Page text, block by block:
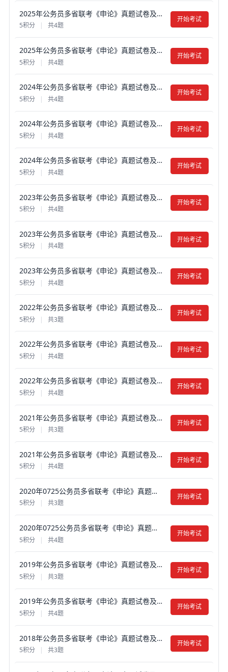
2025年公务员多省联考《申论》真题试卷及答案【含解析】（福建省市卷）
5积分 共4题
开始考试
2025年公务员多省联考《申论》真题试卷及答案【含解析】（福建通用卷）
5积分 | 共4题
开始考试
2024年公务员多省联考《申论》真题试卷及答案【含解析】（福建省市卷）
5积分 | 共4题
开始考试
2024年公务员多省联考《申论》真题试卷及答案【含解析】（福建县乡卷）
5积分 | 共4题
开始考试
2024年公务员多省联考《申论》真题试卷及答案【含解析】（福建行政执法卷）
5积分 | 共4题
开始考试
2023年公务员多省联考《申论》真题试卷及答案【含解析】（福建省市卷）
5积分 | 共4题
开始考试
2023年公务员多省联考《申论》真题试卷及答案【含解析】（福建县乡卷）
5积分 | 共4题
开始考试
2023年公务员多省联考《申论》真题试卷及答案【含解析】（福建行政执法卷）
5积分 | 共4题
开始考试
2022年公务员多省联考《申论》真题试卷及答案【含解析】（福建省市卷）
5积分 | 共3题
开始考试
2022年公务员多省联考《申论》真题试卷及答案【含解析】（福建县乡卷）
5积分 | 共4题
开始考试
2022年公务员多省联考《申论》真题试卷及答案【含解析】（福建行政执法卷）
5积分 | 共4题
开始考试
2021年公务员多省联考《申论》真题试卷及答案【含解析】（福建县级卷）
5积分 | 共3题
开始考试
2021年公务员多省联考《申论》真题试卷及答案【含解析】（福建乡镇卷）
5积分 | 共4题
开始考试
2020年0725公务员多省联考《申论》真题试卷及答案【含解析】（福建县级卷）
5积分 共3题
开始考试
2020年0725公务员多省联考《申论》真题试卷及答案【含解析】（福建乡镇卷）
5积分 | 共4题
开始考试
2019年公务员多省联考《申论》真题试卷及答案【含解析】（福建县级卷）
5积分 | 共3题
开始考试
2019年公务员多省联考《申论》真题试卷及答案【含解析】（福建乡镇卷）
5积分 | 共4题
开始考试
2018年公务员多省联考《申论》真题试卷及答案【含解析】（福建县级卷）
5积分 | 共3题
开始考试